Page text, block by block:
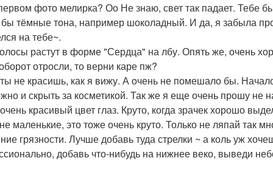
фото мелирка? Оо Не знаю, свет так падает. Тебе
тёмные тона, например шоколадный. И да, я забыла
на тебе~.
растут в форме "Сердца" на лбу. Опять же, очень
отросли, то верни каре пж?
не красишь, как я вижу. А очень не помешало бы.
и скрыть за косметикой. Так же я еще очень прошу не
красивый цвет глаз. Круто, когда зрачек хорошо
маленькие, это тоже очень круто. Только не ляпай так
грязности. Лучше добавь туда стрелки ~ а коль уж
добавь что-нибудь на нижнее веко, выведи